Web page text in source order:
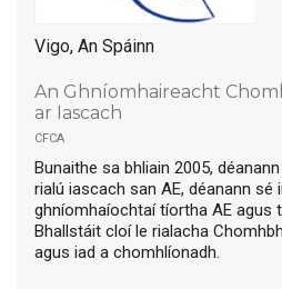
Vigo, An Spáinn
An Ghníomhaireacht
ar Iascach
cfca
Bunaithe sa bhliain 2005,
rialú iascach san AE, déanann sé
ghníomhaíochtaí tíortha AE agus
Bhallstáit cloí le rialacha
agus iad a chomhlíonadh.